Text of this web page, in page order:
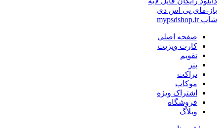
صفحه اصلی
کارت ویزیت
تقویم
بنر
تراکت
موکاپ
اشتراک ویژه
فروشگاه
وبلاگ